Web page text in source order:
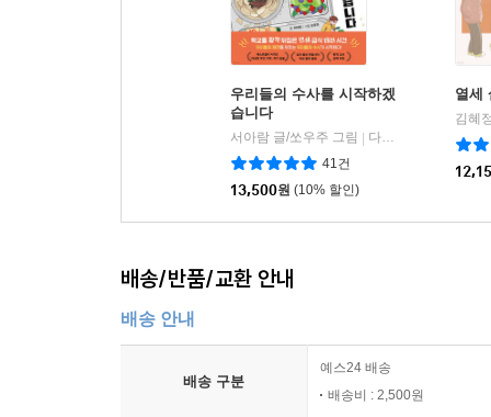
우리들의 수사를 시작하겠
습니다
서아람 글/쏘우주 그림
다산어린이
41건
13,500원 (10% 할인)
열세
김혜
배송/반품/교환 안내
배송 안내
배송 구분
예스24 배송
배송비 : 2,500원